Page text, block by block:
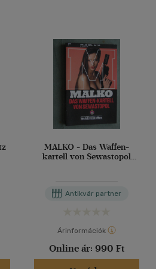
MALKO - Das Waffen-
kartell von Sewastopol
Antikvár partner
Árinformációk
Online ár: 990 Ft